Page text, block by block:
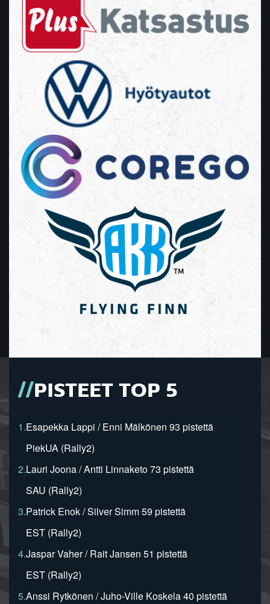
PISTEET TOP 5
1.Esapekka Lappi / Enni Mälkönen 93 pistettä
PiekUA (Rally2)
2.Lauri Joona / Antti Linnaketo 73 pistettä
SAU (Rally2)
3.Patrick Enok / Silver Simm 59 pistettä
EST (Rally2)
4.Jaspar Vaher / Rait Jansen 51 pistettä
EST (Rally2)
5.Anssi Rytkönen / Juho-Ville Koskela 40 pistettä